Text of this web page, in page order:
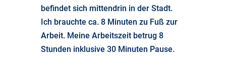
befindet sich mittendrin in der Stadt.
Ich brauchte ca. 8 Minuten zu Fuß zur
Arbeit. Meine Arbeitszeit betrug 8
Stunden inklusive 30 Minuten Pause.